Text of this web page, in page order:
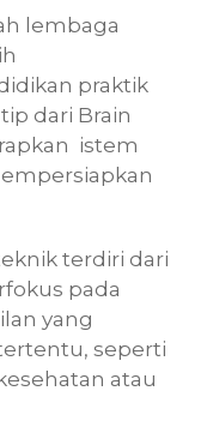
lembaga
praktik
dari Brain
istem
terdiri dari
pada
yang
seperti
atau